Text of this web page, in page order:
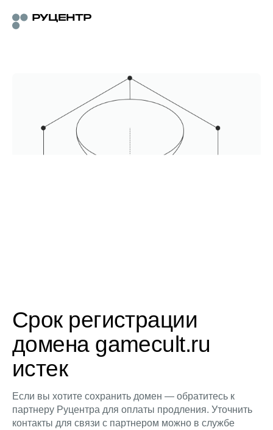
Срок регистрации
домена gamecult.ru
истек
Если вы хотите сохранить домен — обратитесь к
партнеру Руцентра для оплаты продления. Уточнить
контакты для связи с партнером можно в службе